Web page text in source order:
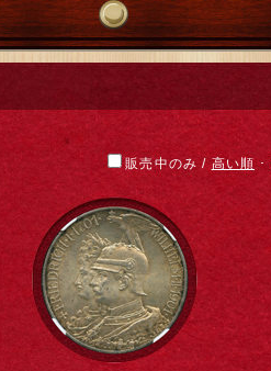
販売中のみ /高い順 ･